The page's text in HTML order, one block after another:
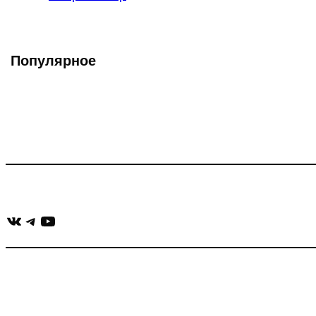
Популярное
ВКонтакте
Telegram
YouTube